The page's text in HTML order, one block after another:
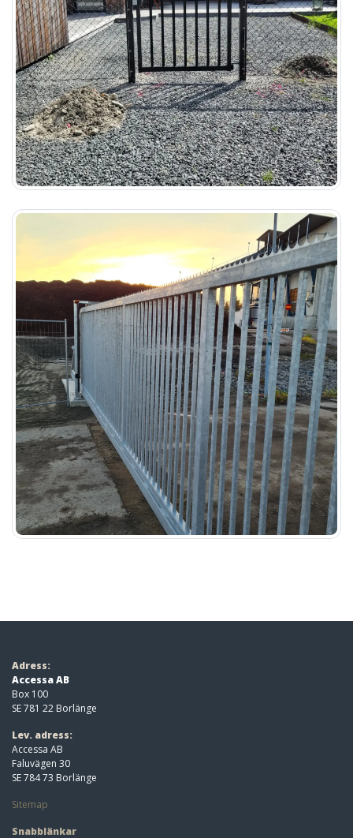
Adress:
Accessa AB
Box 100
SE 781 22 Borlänge
Lev. adress:
Accessa AB
Faluvägen 30
SE 784 73 Borlänge
Sitemap
Snabblänkar